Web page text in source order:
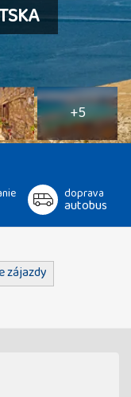
+5
doprava
autobus
zájazdy